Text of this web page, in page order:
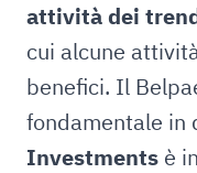
attività dei
cui alcune
benefici. Il
fondamentale in
Investments è